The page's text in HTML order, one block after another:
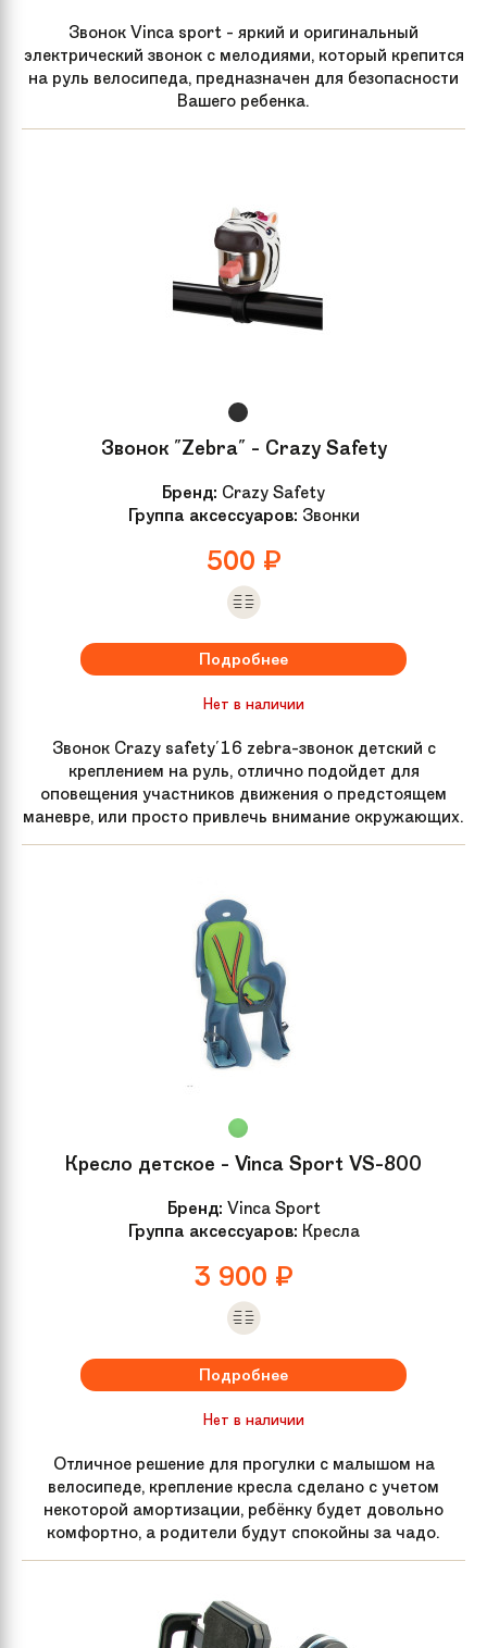
Звонок Vinca sport - яркий и оригинальный
электрический звонок с мелодиями, который крепится
на руль велосипеда, предназначен для безопасности
Вашего ребенка.
Звонок "Zebra" - Crazy Safety
Бренд: Crazy Safety
Группа аксессуаров: Звонки
500 ₽
Подробнее
Нет в наличии
Звонок Crazy safety'16 zebra-звонок детский с
креплением на руль, отлично подойдет для
оповещения участников движения о предстоящем
маневре, или просто привлечь внимание окружающих.
Кресло детское - Vinca Sport VS-800
Бренд: Vinca Sport
Группа аксессуаров: Кресла
3 900 ₽
Подробнее
Нет в наличии
Отличное решение для прогулки с малышом на
велосипеде, крепление кресла сделано с учетом
некоторой амортизации, ребёнку будет довольно
комфортно, а родители будут спокойны за чадо.